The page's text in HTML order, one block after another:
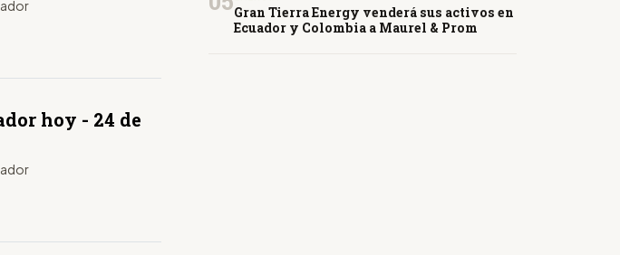
hoy - 24 de
Gran Tierra Energy venderá sus activos en
Ecuador y Colombia a Maurel & Prom